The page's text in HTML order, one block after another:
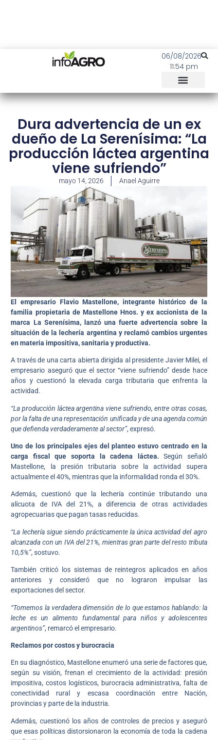
06/08/2026
11:54 pm
Dura advertencia de un ex
dueño de La Serenísima: “La
producción láctea argentina
viene sufriendo”
mayo 14, 2026 Anael Aguirre
El empresario Flavio Mastellone, integrante histórico de la
familia propietaria de Mastellone Hnos. y ex accionista de la
marca La Serenísima, lanzó una fuerte advertencia sobre la
situación de la lechería argentina y reclamó cambios urgentes
en materia impositiva, sanitaria y productiva.
A través de una carta abierta dirigida al presidente Javier Milei, el
empresario aseguró que el sector “viene sufriendo” desde hace
años y cuestionó la elevada carga tributaria que enfrenta la
actividad.
“La producción láctea argentina viene sufriendo, entre otras cosas,
por la falta de una representación unificada y de una agenda común
que defienda verdaderamente al sector”, expresó.
Uno de los principales ejes del planteo estuvo centrado en la
carga fiscal que soporta la cadena láctea.Según señaló
Mastellone, la presión tributaria sobre la actividad supera
actualmente el 40%, mientras que la informalidad ronda el 30%.
Además, cuestionó que la lechería continúe tributando una
alícuota de IVA del 21%, a diferencia de otras actividades
agropecuarias que pagan tasas reducidas.
“La lechería sigue siendo prácticamente la única actividad del agro
alcanzada con un IVA del 21%, mientras gran parte del resto tributa
10,5%”, sostuvo.
También criticó los sistemas de reintegros aplicados en años
anteriores y consideró que no lograron impulsar las
exportaciones del sector.
“Tomemos la verdadera dimensión de lo que estamos hablando: la
leche es un alimento fundamental para niños y adolescentes
argentinos”, remarcó el empresario.
Reclamos por costos y burocracia
En su diagnóstico, Mastellone enumeró una serie de factores que,
según su visión, frenan el crecimiento de la actividad: presión
impositiva, costos logísticos, burocracia administrativa, falta de
conectividad rural y escasa coordinación entre Nación,
provincias y parte de la industria.
Además, cuestionó los años de controles de precios y aseguró
que esas políticas distorsionaron la economía de toda la cadena